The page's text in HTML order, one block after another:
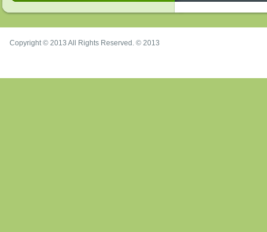
Copyright © 2013 All Rights Reserved. © 2013